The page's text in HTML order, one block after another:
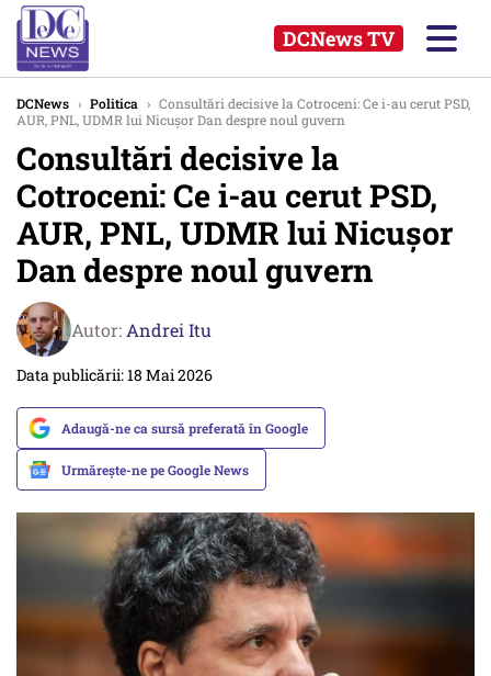
DCNews TV
DCNews › Politica › Consultări decisive la Cotroceni: Ce i-au cerut PSD,
AUR, PNL, UDMR lui Nicușor Dan despre noul guvern
Consultări decisive la
Cotroceni: Ce i-au cerut PSD,
AUR, PNL, UDMR lui Nicușor
Dan despre noul guvern
Autor: Andrei Itu
Data publicării: 18 Mai 2026
Adaugă-ne ca sursă preferată în Google
Urmărește-ne pe Google News